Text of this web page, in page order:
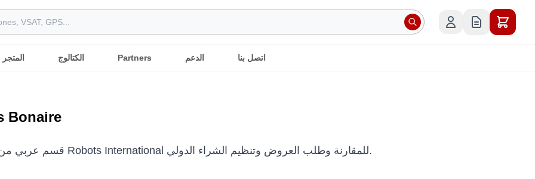
المتجر الكتالوج Partners الدعم اتصل بنا
Bonaire
Bonaire: قسم عربي من Robots International للمقارنة وطلب العروض وتنظيم الشراء الدولي.